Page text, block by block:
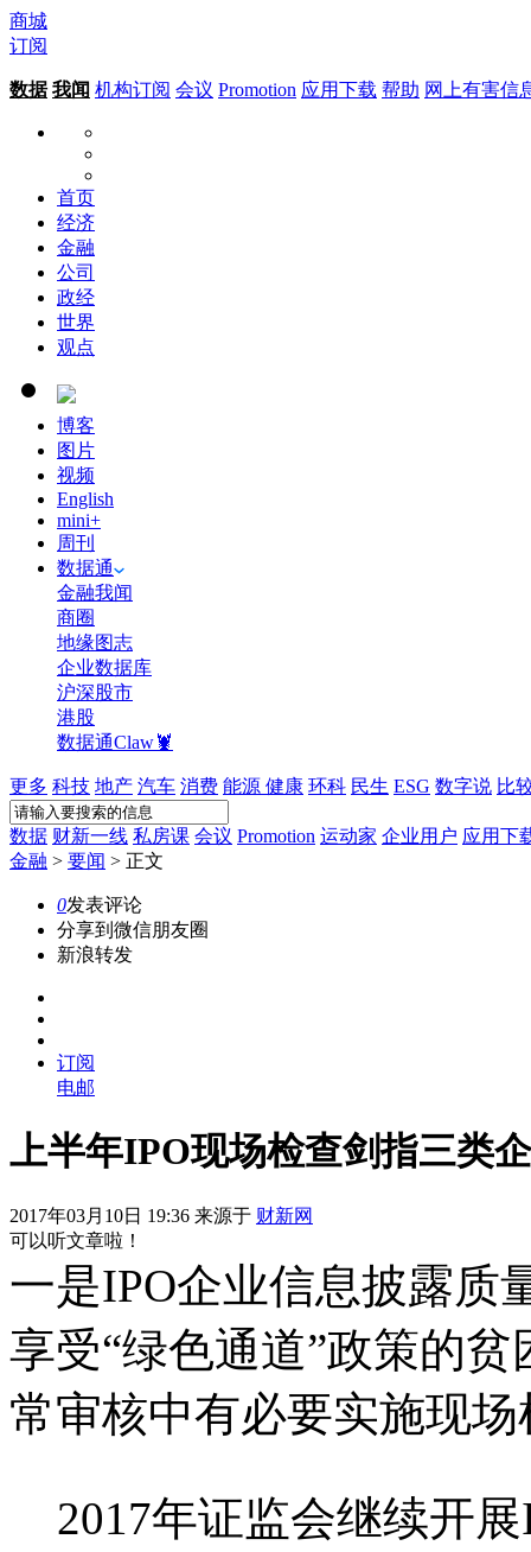
商城
订阅
数据 我闻 机构订阅 会议 Promotion 应用下载 帮助 网上有害信
首页
经济
金融
公司
政经
世界
观点
博客
图片
视频
English
mini+
周刊
数据通
金融我闻
商圈
地缘图志
企业数据库
沪深股市
港股
数据通Claw🦞
更多 科技 地产 汽车 消费 能源 健康 环科 民生 ESG 数字说 比
数据 财新一线 私房课 会议 Promotion 运动家 企业用户 应用下
金融 > 要闻 > 正文
0发表评论
分享到微信朋友圈
新浪转发
订阅
电邮
上半年IPO现场检查剑指三类
2017年03月10日 19:36 来源于 财新网
可以听文章啦！
一是IPO企业信息披露质
享受“绿色通道”政策的
常审核中有必要实施现
2017年证监会继续开